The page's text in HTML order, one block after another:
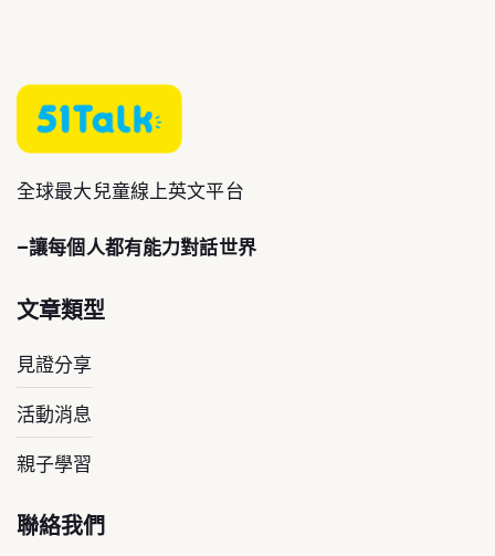
全球最大兒童線上英文平台
–讓每個人都有能力對話世界
文章類型
見證分享
活動消息
親子學習
聯絡我們